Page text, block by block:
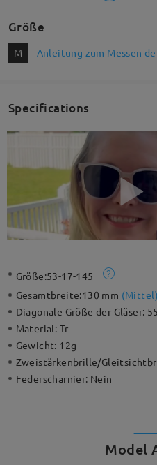
Größe
M Anleitung zum Messen
Specifications
Größe:53-17-145
Gesamtbreite:130 mm (Mittel)
Diagonale Größe der Gläser:
Material: Tr
Gewicht: 12g
Zweistärkenbrille/
Federscharnier: Nein
Model